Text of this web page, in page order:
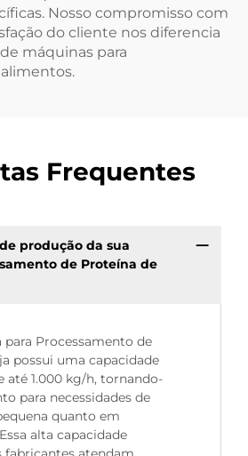
Nosso compromisso com
do cliente nos diferencia
máquinas para
Frequentes
produção da sua
de Proteína de
para Processamento de
possui uma capacidade
até 1.000 kg/h, tornando-
para necessidades de
quanto em
alta capacidade